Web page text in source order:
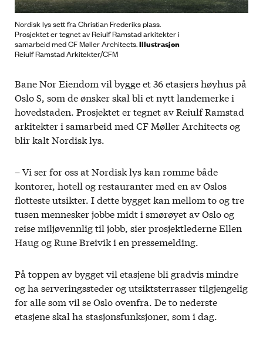
Nordisk lys sett fra Christian Frederiks plass.
Prosjektet er tegnet av Reiulf Ramstad arkitekter i
samarbeid med CF Møller Architects.Illustrasjon
Reiulf Ramstad Arkitekter/CFM
Bane Nor Eiendom vil bygge et 36 etasjers høyhus på
Oslo S, som de ønsker skal bli et nytt landemerke i
hovedstaden. Prosjektet er tegnet av Reiulf Ramstad
arkitekter i samarbeid med CF Møller Architects og
blir kalt Nordisk lys.
– Vi ser for oss at Nordisk lys kan romme både
kontorer, hotell og restauranter med en av Oslos
flotteste utsikter. I dette bygget kan mellom to og tre
tusen mennesker jobbe midt i smørøyet av Oslo og
reise miljøvennlig til jobb, sier prosjektlederne Ellen
Haug og Rune Breivik i en pressemelding.
På toppen av bygget vil etasjene bli gradvis mindre
og ha serveringssteder og utsiktsterrasser tilgjengelig
for alle som vil se Oslo ovenfra. De to nederste
etasjene skal ha stasjonsfunksjoner, som i dag.